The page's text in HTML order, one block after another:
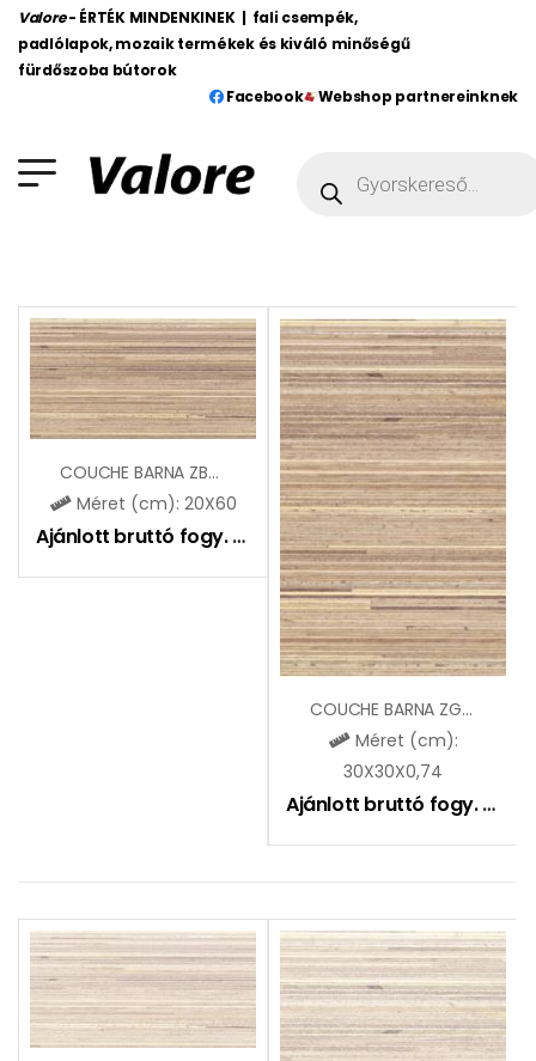
Valore - ÉRTÉK MINDENKINEK | fali csempék,
padlólapok, mozaik termékek és kiváló minőségű
fürdőszoba bútorok
Facebook
Webshop partnereinknek
COUCHE BARNA ZBD62096
Méret (cm): 20X60
Ajánlott bruttó fogy. ár: 6495 Ft
COUCHE BARNA ZGD32096
Méret (cm):
30X30X0,74
Ajánlott bruttó fogy. ár: